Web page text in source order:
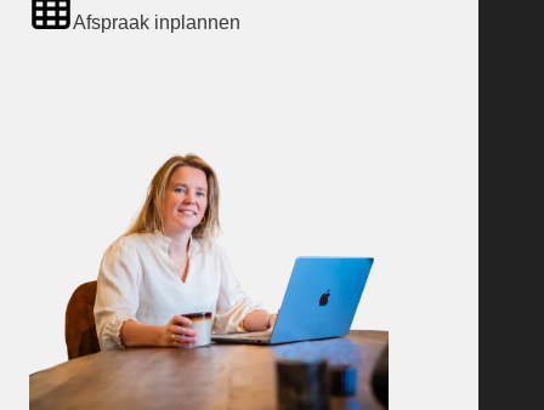
Afspraak inplannen